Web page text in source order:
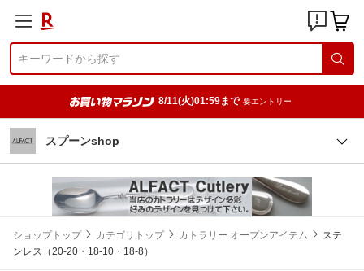
8/11(火)01:59まで 要エントリー
スプーンshop
ショップトップ カテゴリトップ カトラリー オープンアイテム
ステ
ンレス（20-20・18-10・18-8）